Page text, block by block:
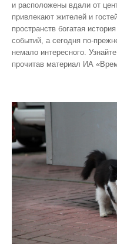
и расположены вдали от
привлекают жителей и
пространств богатая
событий, а сегодня
немало интересного.
прочитав материал ИА